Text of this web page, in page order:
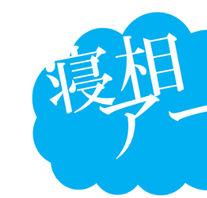
Language
開催情報
動画
ニュース